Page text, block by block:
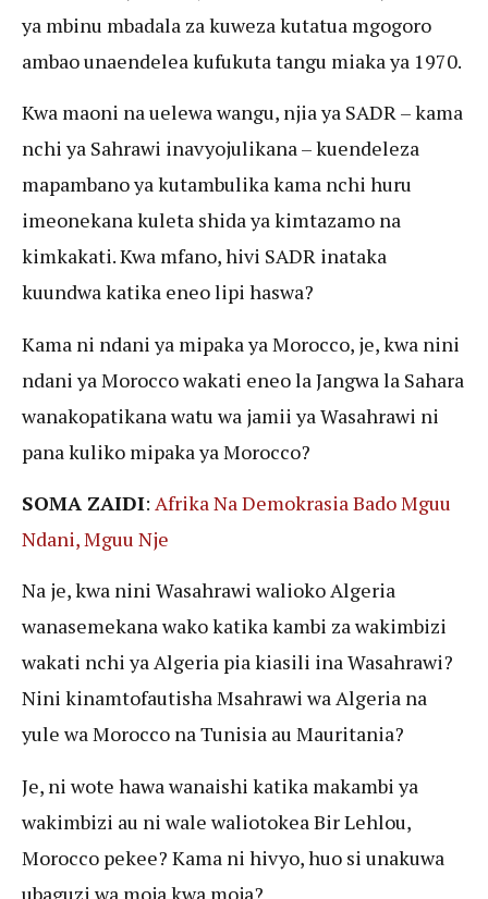
ya mbinu mbadala za kuweza kutatua mgogoro
ambao unaendelea kufukuta tangu miaka ya 1970.
Kwa maoni na uelewa wangu, njia ya SADR – kama
nchi ya Sahrawi inavyojulikana – kuendeleza
mapambano ya kutambulika kama nchi huru
imeonekana kuleta shida ya kimtazamo na
kimkakati. Kwa mfano, hivi SADR inataka
kuundwa katika eneo lipi haswa?
Kama ni ndani ya mipaka ya Morocco, je, kwa nini
ndani ya Morocco wakati eneo la Jangwa la Sahara
wanakopatikana watu wa jamii ya Wasahrawi ni
pana kuliko mipaka ya Morocco?
SOMA ZAIDI: Afrika Na Demokrasia Bado Mguu
Ndani, Mguu Nje
Na je, kwa nini Wasahrawi walioko Algeria
wanasemekana wako katika kambi za wakimbizi
wakati nchi ya Algeria pia kiasili ina Wasahrawi?
Nini kinamtofautisha Msahrawi wa Algeria na
yule wa Morocco na Tunisia au Mauritania?
Je, ni wote hawa wanaishi katika makambi ya
wakimbizi au ni wale waliotokea Bir Lehlou,
Morocco pekee? Kama ni hivyo, huo si unakuwa
ubaguzi wa moja kwa moja?